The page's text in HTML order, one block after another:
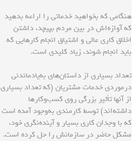
هنگامی که بخواهید خدماتی را اراعه بدهید
که آوازه‌اش در بین مردم بپیچد، داشتن
اخلاق کاری عالی و اشتیاق انجام کارهایی که
باید انجام شوند، زیاد کلیدی است.
تعداد بسیاری از داستان‌های به‌یادماندنی
درمورد‌ی خدمات مشتریان (که تعداد بسیاری
از آنها تأثیر بزرگی روی کسب‌وکارها
داشته‌اند) توسط کارمندی به‌وجود آمده است
که با وجدان کاری بسیار و آینده‌نگری خود،
مشکل حاضر در سازمانش را حل کرده است.